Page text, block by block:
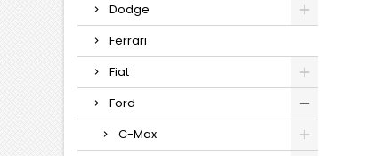
Dodge
Ferrari
Fiat
Ford
C-Max